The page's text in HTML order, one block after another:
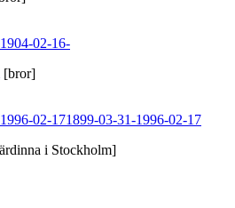
1904-02-16-
[bror]
02-171899-03-31-1996-02-17
i Stockholm]